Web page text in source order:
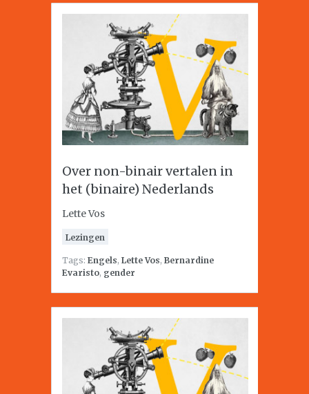
Over non-binair vertalen in
het (binaire) Nederlands
Lette Vos
Lezingen
Tags: Engels, Lette Vos, Bernardine
Evaristo, gender